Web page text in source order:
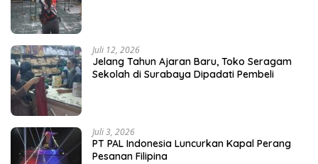
Juli 12, 2026
Jelang Tahun Ajaran Baru, Toko Seragam
Sekolah di Surabaya Dipadati Pembeli
Juli 3, 2026
PT PAL Indonesia Luncurkan Kapal Perang
Pesanan Filipina